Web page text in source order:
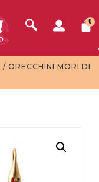
0
/ ORECCHINI MORI DI